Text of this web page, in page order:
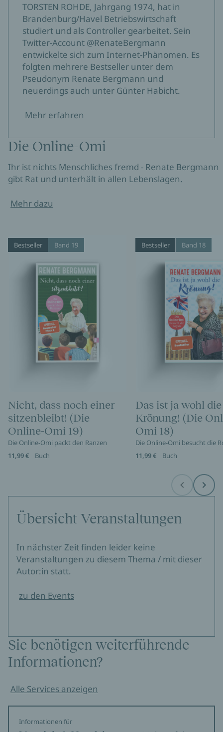
TORSTEN ROHDE, Jahrgang 1974, hat in
Brandenburg/Havel Betriebswirtschaft
studiert und als Controller gearbeitet. Sein
Twitter-Account @RenateBergmann
entwickelte sich zum Internet-Phänomen. Es
folgten mehrere Bestseller unter dem
Pseudonym Renate Bergmann und
neuerdings auch unter Günter Habicht.
Mehr erfahren
Die Online-Omi
Ihr ist nichts Menschliches fremd - Renate Bergmann
gibt Rat und unterhält in allen Lebenslagen.
Mehr dazu
Bestseller Band 19
Nicht, dass noch einer
sitzenbleibt! (Die
Online-Omi 19)
Die Online-Omi packt den Ranzen
11,99 €
Buch
Bestseller Band 18
Das ist ja wohl die
Krönung! (Die
Omi 18)
Die Online-Omi besucht die
11,99 €
Buch
Before Next
Übersicht Veranstaltungen
In nächster Zeit finden leider keine
Veranstaltungen zu diesem Thema / mit dieser
Autor:in statt.
zu den Events
Sie benötigen weiterführende
Informationen?
Alle Services anzeigen
Informationen für